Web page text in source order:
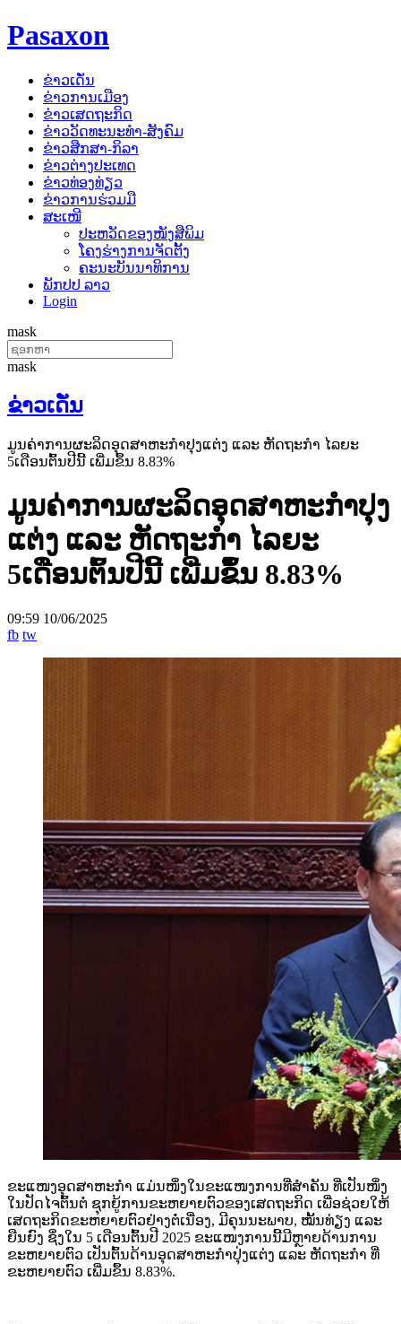
Pasaxon
ຂ່າວເດັ່ນ
ຂ່າວການເມືອງ
ຂ່າວເສດຖະກິດ
ຂ່າວວັດທະນະທຳ-ສັງຄົມ
ຂ່າວສືກສາ-ກິລາ
ຂ່າວຕ່າງປະເທດ
ຂ່າວທ່ອງທ່ຽວ
ຂ່າວການຮ່ວມມື
ສະເໜີ
ປະຫວັດຂອງໜັງສືພິມ
ໂຄງຮ່າງການຈັດຕັ້ງ
ຄະນະບັນນາທິການ
ພັກປປ ລາວ
Login
mask
mask
ຂ່າວເດັ່ນ
ມູນຄ່າການຜະລິດອຸດສາຫະກຳປຸງແຕ່ງ ແລະ ຫັດຖະກຳ ໄລຍະ
5ເດືອນຕົ້ນປີນີ້ ເພີ່ມຂຶ້ນ 8.83%
ມູນຄ່າການຜະລິດອຸດສາຫະກຳປຸງ
ແຕ່ງ ແລະ ຫັດຖະກຳ ໄລຍະ
5ເດືອນຕົ້ນປີນີ້ ເພີ່ມຂຶ້ນ 8.83%
09:59 10/06/2025
fb tw
ຂະແໜງອຸດສາຫະກຳ ແມ່ນໜຶ່ງໃນຂະແໜງການທີ່ສຳຄັນ ທີ່ເປັນໜຶ່ງ
ໃນປັດໄຈຕົ້ນຕໍ ຊຸກຍູ້ການຂະຫຍາຍຕົວຂອງເສດຖະກິດ ເພື່ອຊ່ວຍໃຫ້
ເສດຖະກິດຂະຫຍາຍຕົວຢ່າງຕໍ່ເນື່ອງ, ມີຄຸນນະພາບ, ໝັ້ນທ່ຽງ ແລະ
ຍືນຍົງ ຊຶ່ງໃນ 5 ເດືອນຕົ້ນປີ 2025 ຂະແໜງການນີ້ມີຫຼາຍດ້ານການ
ຂະຫຍາຍຕົວ ເປັນຕົ້ນດ້ານອຸດສາຫະກຳປຸ່ງແຕ່ງ ແລະ ຫັດຖະກໍາ ທີ່
ຂະຫຍາຍຕົວ ເພີ່ມຂຶ້ນ 8.83%.